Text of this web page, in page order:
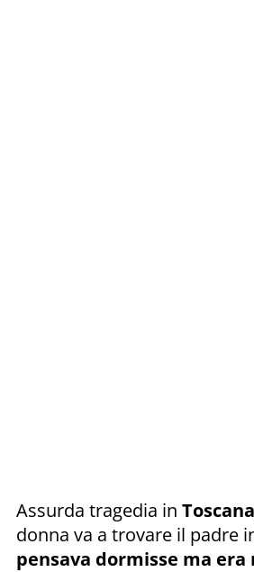
Assurda tragedia in Toscana
donna va a trovare il padre
pensava dormisse ma